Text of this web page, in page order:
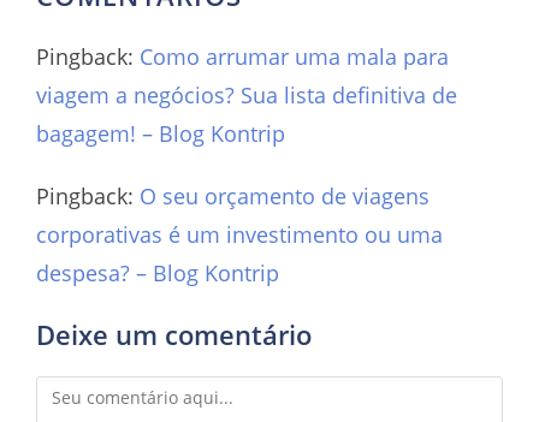
Pingback: Como arrumar uma mala para
viagem a negócios? Sua lista definitiva de
bagagem! – Blog Kontrip
Pingback: O seu orçamento de viagens
corporativas é um investimento ou uma
despesa? – Blog Kontrip
Deixe um comentário